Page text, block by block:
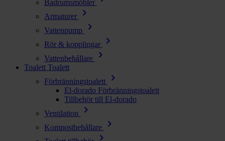
Badrumsmöbler
Armaturer chevron_right
Vattenpump chevron_right
Rör & kopplingar chevron_right
Vattenbehållare chevron_right
Toalett Toalett
Förbränningstoalett
chevron_right
El-dorado Förbränningstoalett
Tillbehör till El-dorado
Ventilation
chevron_right
Kompostbehållare chevron_right
chevron_right